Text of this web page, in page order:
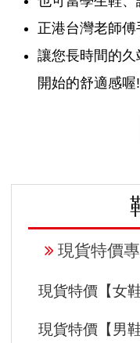
現貨特價
現貨特價【女鞋
現貨特價【男鞋
正港台灣老師傅
讓您長時間的
開始的舒適感喔!